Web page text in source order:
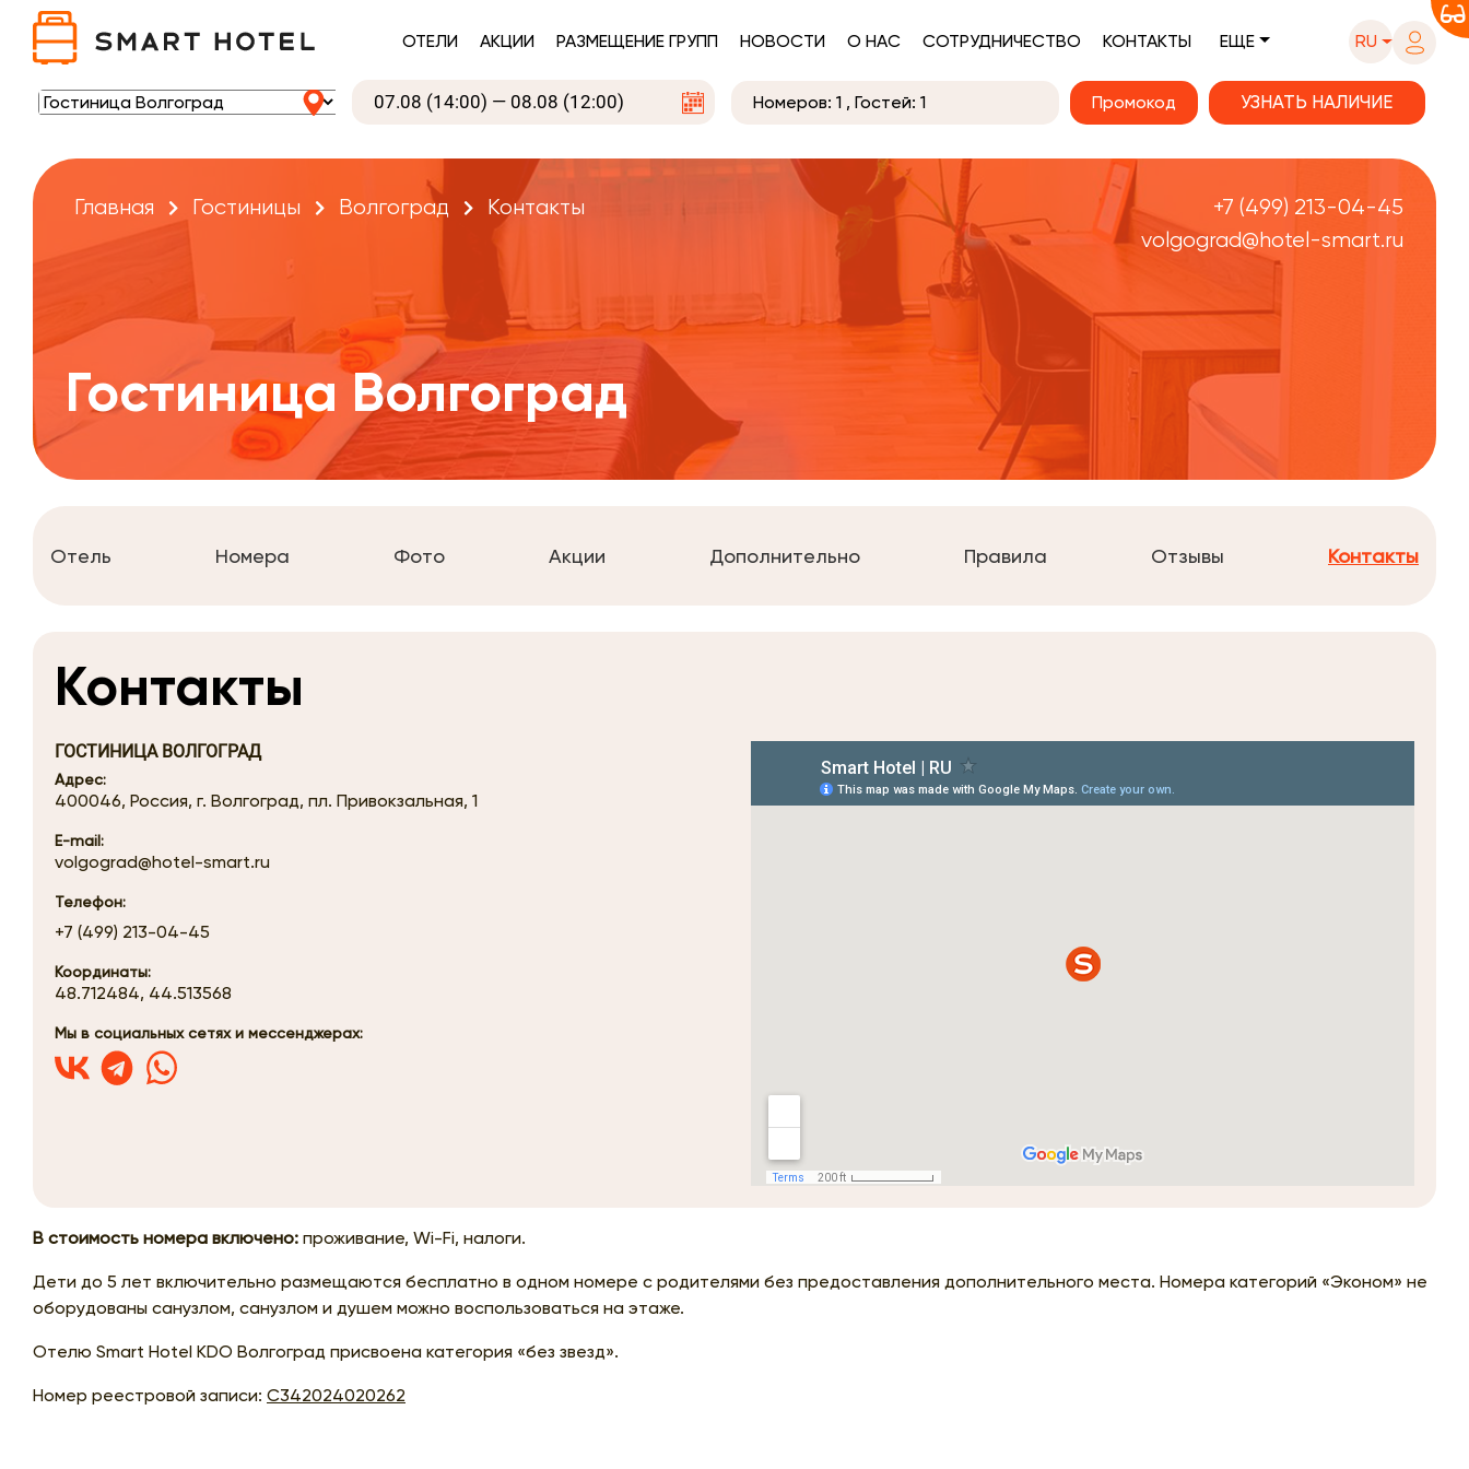
ОТЕЛИ АКЦИИ РАЗМЕЩЕНИЕ ГРУПП НОВОСТИ О НАС СОТРУДНИЧЕСТВО КОНТАКТЫ ЕЩЕ RU
Номеров: 1 , Гостей: 1 Промокод
Главная Гостиницы Волгоград Контакты
+7 (499) 213-04-45
volgograd@hotel-smart.ru
Гостиница Волгоград
Отель Номера Фото Акции Дополнительно Правила Отзывы Контакты
Контакты
ГОСТИНИЦА ВОЛГОГРАД
Адрес:
400046, Россия, г. Волгоград, пл. Привокзальная, 1
E-mail:
volgograd@hotel-smart.ru
Телефон:
+7 (499) 213-04-45
Координаты:
48.712484, 44.513568
Мы в социальных сетях и мессенджерах:
В стоимость номера включено: проживание, Wi-Fi, налоги.
Дети до 5 лет включительно размещаются бесплатно в одном номере с родителями без предоставления дополнительного места. Номера категорий «Эконом» не
оборудованы санузлом, санузлом и душем можно воспользоваться на этаже.
Отелю Smart Hotel KDO Волгоград присвоена категория «без звезд».
Номер реестровой записи: С342024020262